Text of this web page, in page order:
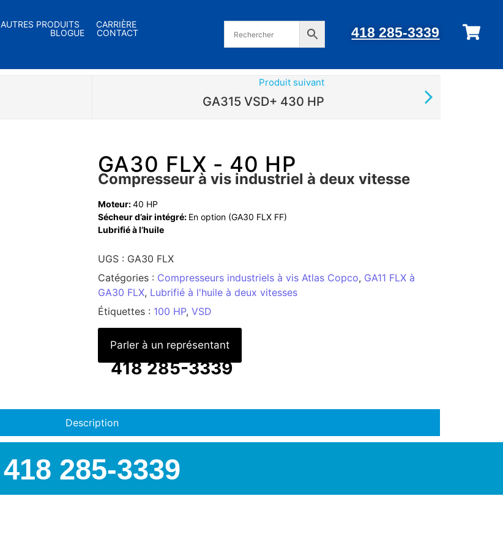
AUTRES PRODUITS
CARRIÈRE
BLOGUE
CONTACT 418 285-3339
Produit suivant
GA315 VSD+ 430 HP
GA30 FLX - 40 HP
Compresseur à vis industriel à deux vitesse
Moteur:40 HP
Sécheur d’air intégré: En option (GA30 FLX FF)
Lubrifié à l’huile
UGS : GA30 FLX
Catégories : Compresseurs industriels à vis Atlas Copco, GA11 FLX à
GA30 FLX, Lubrifié à l'huile à deux vitesses
Étiquettes : 100 HP, VSD
Parler à un représentant
418 285-3339
Description
418 285-3339